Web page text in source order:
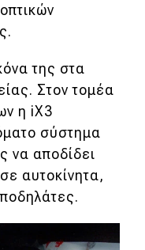
της στα
Στον τομέα
η iX3
σύστημα
να αποδίδει
αυτοκίνητα,